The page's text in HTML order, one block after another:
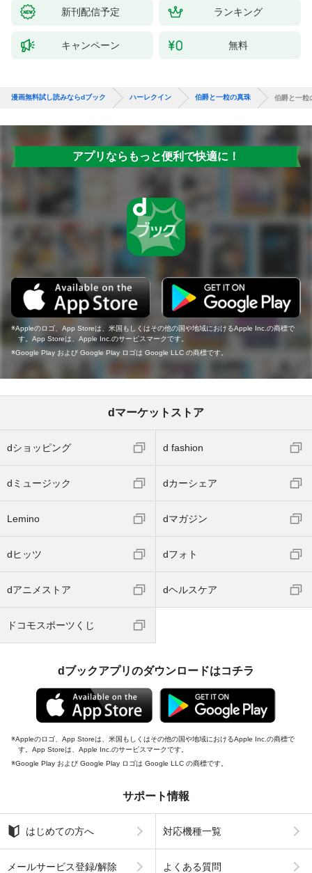
新刊配信予定 ランキング
キャンペーン 無料
漫画無料試し読みならdブック ハーレクイン 伯爵と一粒の真珠 伯爵と一粒
アプリならもっと便利で快適に！
Appleのロゴ、App Storeは、米国もしくはその他の国や地域におけるApple Inc.の商標で
す。App Storeは、Apple Inc.のサービスマークです。
Google Play および Google Play ロゴは Google LLC の商標です。
dマーケットストア
dショッピング d fashion
dミュージック dカーシェア
Lemino dマガジン
dヒッツ dフォト
dアニメストア dヘルスケア
ドコモスポーツくじ
dブックアプリのダウンロードはコチラ
Appleのロゴ、App Storeは、米国もしくはその他の国や地域におけるApple Inc.の商標で
す。App Storeは、Apple Inc.のサービスマークです。
Google Play および Google Play ロゴは Google LLC の商標です。
サポート情報
はじめての方へ 対応機種一覧
メールサービス登録/解除 よくある質問